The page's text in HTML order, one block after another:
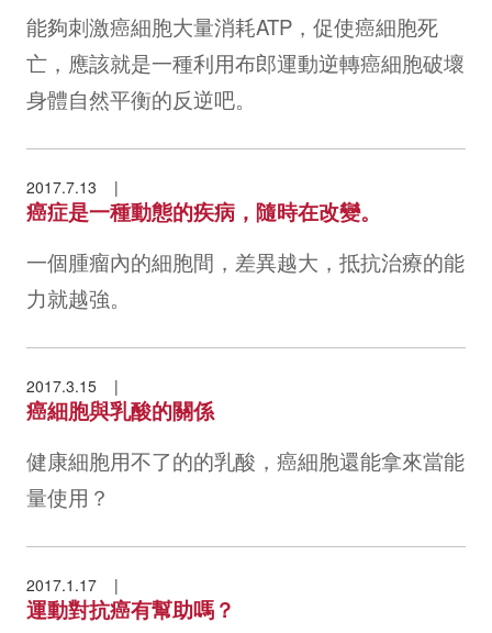
能夠刺激癌細胞大量消耗ATP，促使癌細胞死
亡，應該就是一種利用布郎運動逆轉癌細胞破壞
身體自然平衡的反逆吧。
2017.7.13
癌症是一種動態的疾病，隨時在改變。
一個腫瘤內的細胞間，差異越大，抵抗治療的能
力就越強。
2017.3.15
癌細胞與乳酸的關係
健康細胞用不了的的乳酸，癌細胞還能拿來當能
量使用？
2017.1.17
運動對抗癌有幫助嗎？